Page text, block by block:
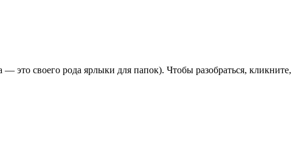
это своего рода ярлыки для папок). Чтобы разобраться, кликните,